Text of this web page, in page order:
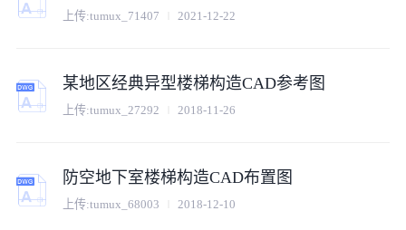
上传:tumux_71407 2021-12-22
某地区经典异型楼梯构造CAD参考图
上传:tumux_27292 2018-11-26
防空地下室楼梯构造CAD布置图
上传:tumux_68003 2018-12-10